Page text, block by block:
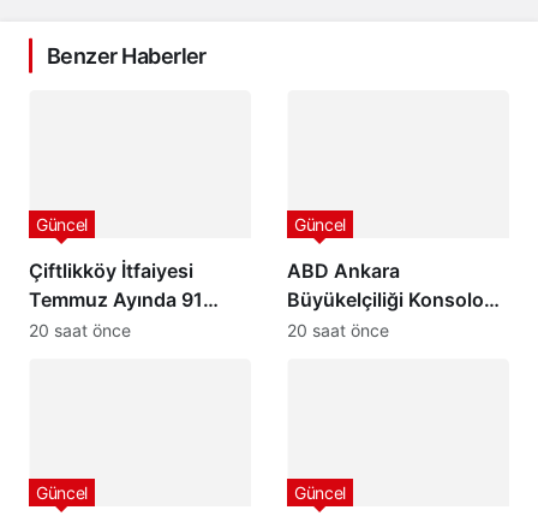
Benzer Haberler
Çiftlikköy İtfaiyesi
Temmuz Ayında 91
Olaya Müdahale Etti:
Güncel
20 saat önce
ABD Ankara
Büyükelçiliği Konsolosu
Matthew Smith’ten
Güncel
20 saat önce
Güncel Güncel